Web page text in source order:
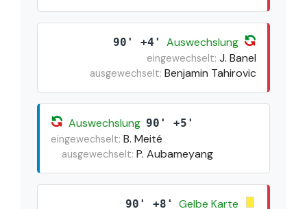
90' +4' Auswechslung
eingewechselt: J. Banel
ausgewechselt: Benjamin Tahirovic
Auswechslung 90' +5'
eingewechselt: B. Meité
ausgewechselt: P. Aubameyang
90' +8'
Gelbe Karte